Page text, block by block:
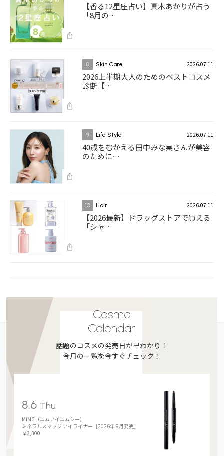
【香る12星座占い】真木あかりが占う
「8月の…
8 Skin Care 2026.07.11
2026上半期大人のためのベストコスメ
診断【…
9 Life Style 2026.07.11
40歳をむかえる田中みな実さんが美容
のために…
10 Hair 2026.07.11
【2026最新】ドラッグストアで買える
「シャ…
Cosme
Calendar
話題のコスメの発売日が早わかり！
今月の一覧を今すぐチェック！
8.6 Thu
MiMC（エムアイエムシー）
ミネラルスマッジ アイライナー［2026年 8月発売］
￥3,300